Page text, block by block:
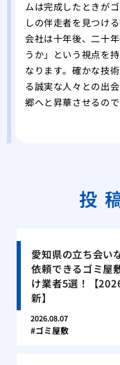
ムは完成したときが
しの伴走者を見つけ
会社は十年後、二十
うか」という視点を
なります。確かな技
る誠実な人々との出
郷へと昇華させるので
投
愛知県の立ち会い
依頼できるゴミ屋
け業者5選！【
新】
2026.08.07
ゴミ屋敷